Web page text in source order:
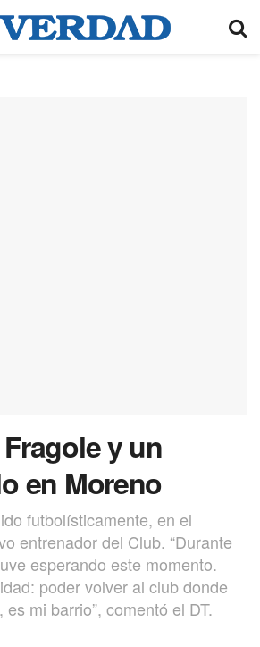
y un
en Moreno
futbolísticamente, en el
entrenador del Club. “Durante
esperando este momento.
poder volver al club donde
mi barrio”, comentó el DT.